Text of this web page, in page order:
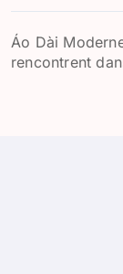
Áo Dài
rencontrent